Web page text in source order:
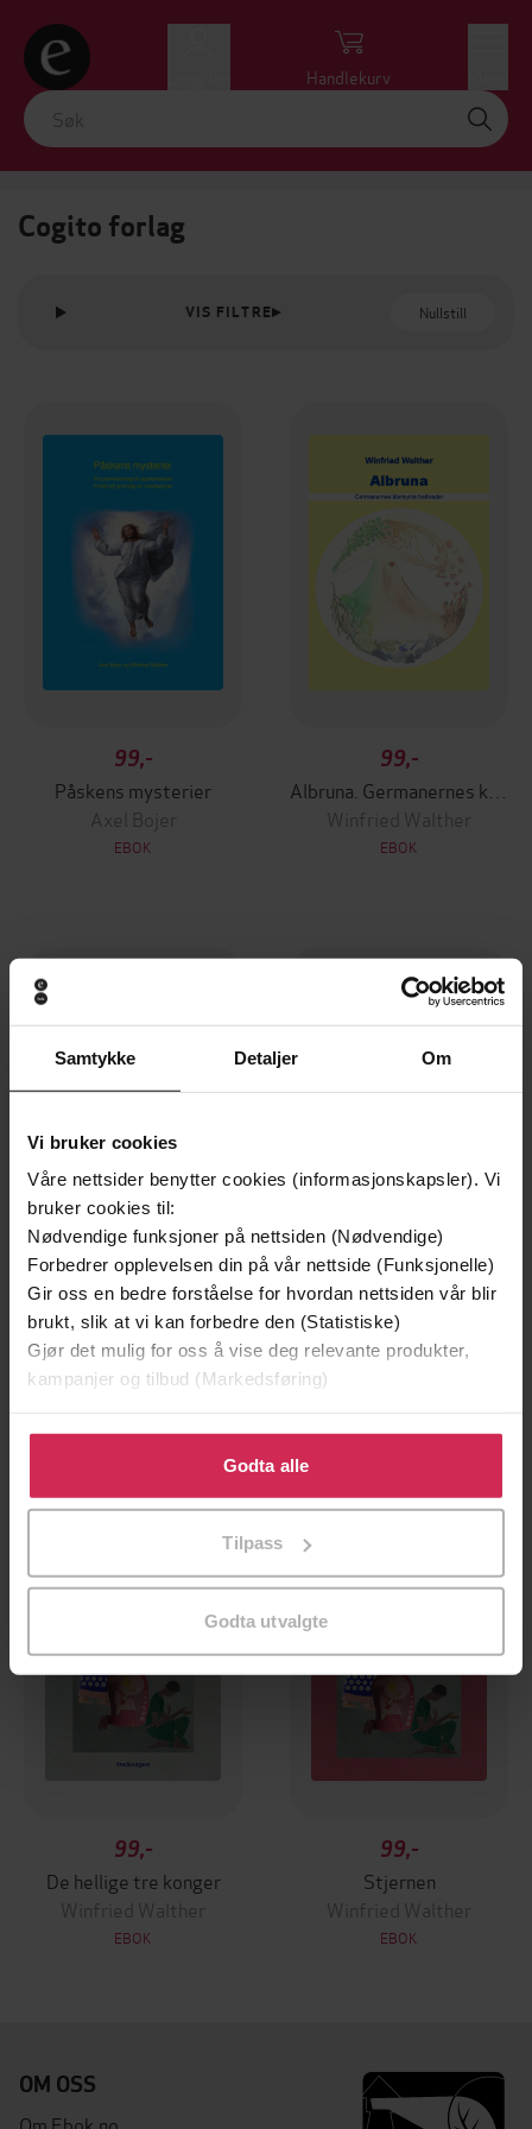
Samtykke Detaljer Om
Vi bruker cookies
Våre nettsider benytter cookies (informasjonskapsler). Vi
bruker cookies til:
Nødvendige funksjoner på nettsiden (Nødvendige)
Forbedrer opplevelsen din på vår nettside (Funksjonelle)
Gir oss en bedre forståelse for hvordan nettsiden vår blir
brukt, slik at vi kan forbedre den (Statistiske)
Gjør det mulig for oss å vise deg relevante produkter,
kampanjer og tilbud (Markedsføring)
Klikk på «Godta alle» for å gi oss ditt samtykke til å
bruke cookies for alle disse formålene. Du kan også
tilpasse ditt samtykke til spesifikke formål ved å klikke
Godta alle
Tilpass
Godta utvalgte
Handlekurv
Cogito forlag
VIS FILTRE Nullstill
99,-
Påskens mysterier
Axel Bojer
EBOK
99,-
Winfried Walther
EBOK
99,-
De hellige tre konger. Tre liv fortalt på grunnlag av meditasjoner
Winfried Walther
EBOK
99,-
Axel Bojer
99,-
De hellige tre konger
Winfried Walther
EBOK
99,-
Stjernen
Winfried Walther
EBOK
OM OSS